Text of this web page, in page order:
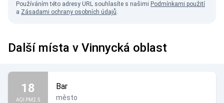
Používáním této adresy URL souhlasíte s našimi Podmínkami použití
a Zásadami ochrany osobních údajů.
Další místa v Vinnycká oblast
18
AQI PM2.5
Bar
město